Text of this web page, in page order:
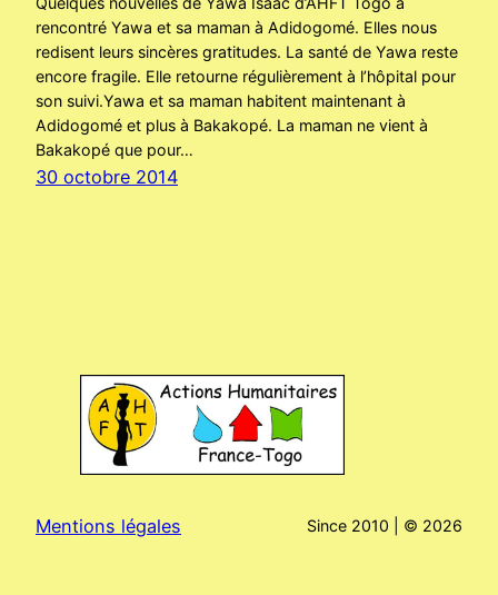
rencontré Yawa et sa maman à Adidogomé. Elles nous
redisent leurs sincères gratitudes. La santé de Yawa reste
encore fragile. Elle retourne régulièrement à l’hôpital pour
son suivi.Yawa et sa maman habitent maintenant à
Adidogomé et plus à Bakakopé. La maman ne vient à
Bakakopé que pour…
30 octobre 2014
Mentions légales Since 2010 | © 2026